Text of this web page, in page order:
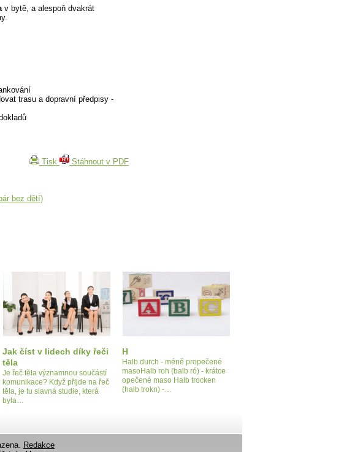
v bytě, a alespoň dvakrát
trasu a dopravní předpisy -
Tisk Stáhnout v PDF
bez dětí)
Jak číst v lidech díky řeči
těla
Je řeč těla významnou součástí
komunikace? Když přijde na řeč
těla, je tu slavná studie, která
byla…
H
Halb durch - méně propečené
masoHalb roh (balb ró) - krátce
opečené maso Halb trocken
(halb trokn) -…
Redakce